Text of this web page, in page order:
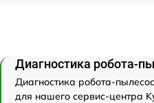
Диагностика робота-
Диагностика робота-
для нашего сервис-центра